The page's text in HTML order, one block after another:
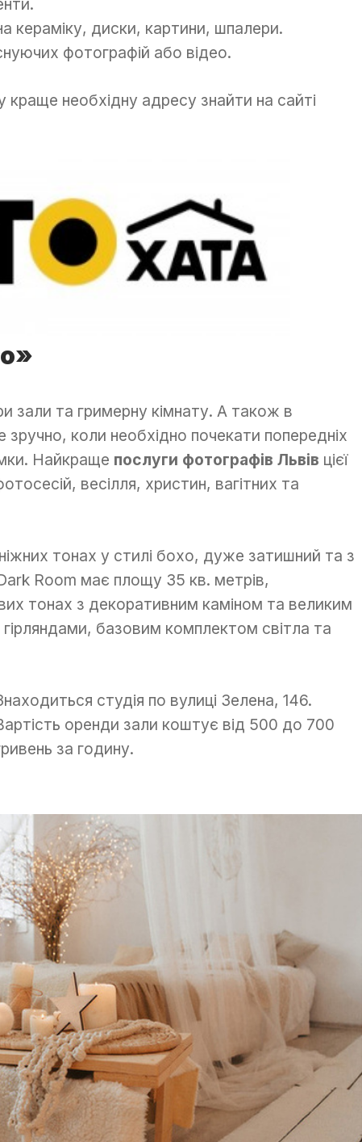
кераміку, диски, картини, шпалери.
фотографій або відео.
краще необхідну адресу знайти на сайті
зали та гримерну кімнату. А також в
коли необхідно почекати попередніх
Найкраще послуги фотографів Львів цієї
весілля, христин, вагітних та
тонах у стилі бохо, дуже затишний та з
Room має площу 35 кв. метрів,
тонах з декоративним каміном та великим
базовим комплектом світла та
студія по вулиці Зелена, 146.
оренди зали коштує від 500 до 700
за годину.